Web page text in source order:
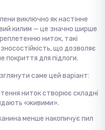
виключно як настінне
килим — це значно ширше
ниток, такі
що дозволяє
покриття для підлоги.
саме цей варіант:
ниток створює складні
«живими».
менше накопичує пил